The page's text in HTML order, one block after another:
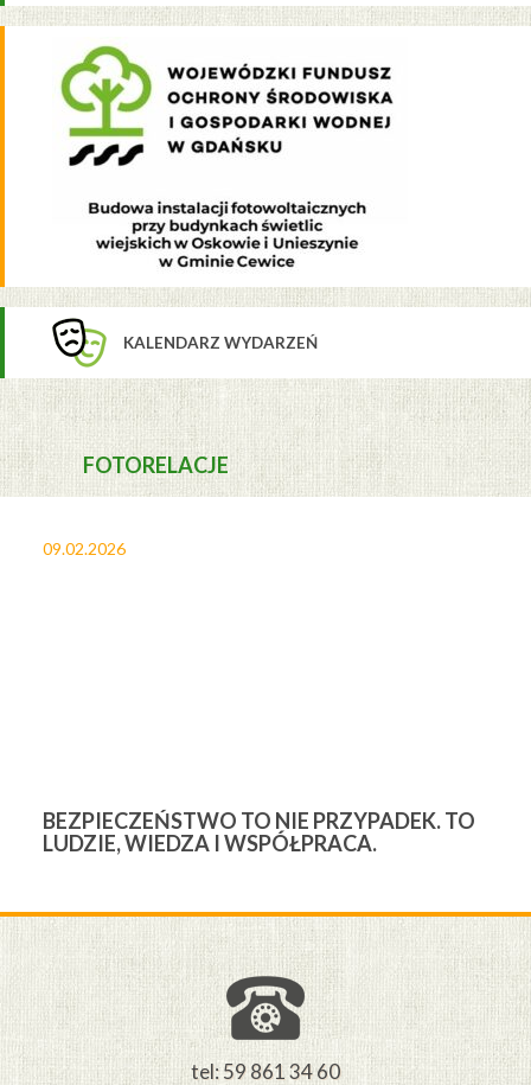
KALENDARZ WYDARZEŃ
FOTORELACJE
09.02.2026
BEZPIECZEŃSTWO TO NIE PRZYPADEK. TO
LUDZIE, WIEDZA I WSPÓŁPRACA.
tel: 59 861 34 60